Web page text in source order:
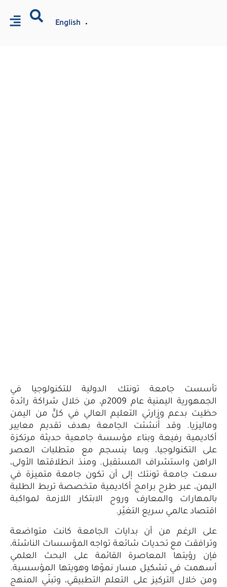
الدولية للتكنولوجيا في
الجمهورية اليمنية عام 2009م، من خلال شراكة رائدة
العالي في كلٍّ من اليمن
الجامعة بهدف تقديم معايير
مؤسسة جامعية حديثة مرتكزة
وبما ينسجم مع متطلبات العصر
ومنذ انطلاقتها الأولى،
أن تكون جامعة متميزة في
أكاديمية متخصصة تربط الطلبة
وروح الابتكار اللازمة لمواكبة
الجامعة كانت متواضعة
تواجه المؤسسات الناشئة،
القائمة على البحث العلمي
نموّها وهويتها المؤسسية.
التعلم التطبيقي، وتبنّي المنهج